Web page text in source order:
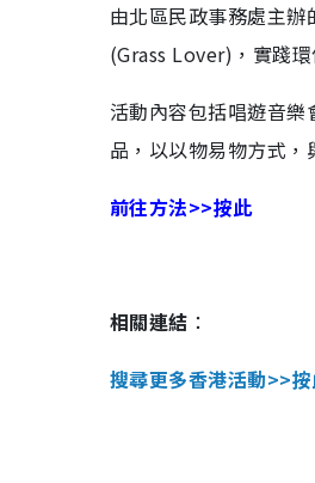
由北區民政事務處主辦
(Grass Lover)，實踐
活動內容包括唱遊音
品，以以物易物方式，
前往方法>>按此
相關連結 ：
搜尋更多香港活動>>